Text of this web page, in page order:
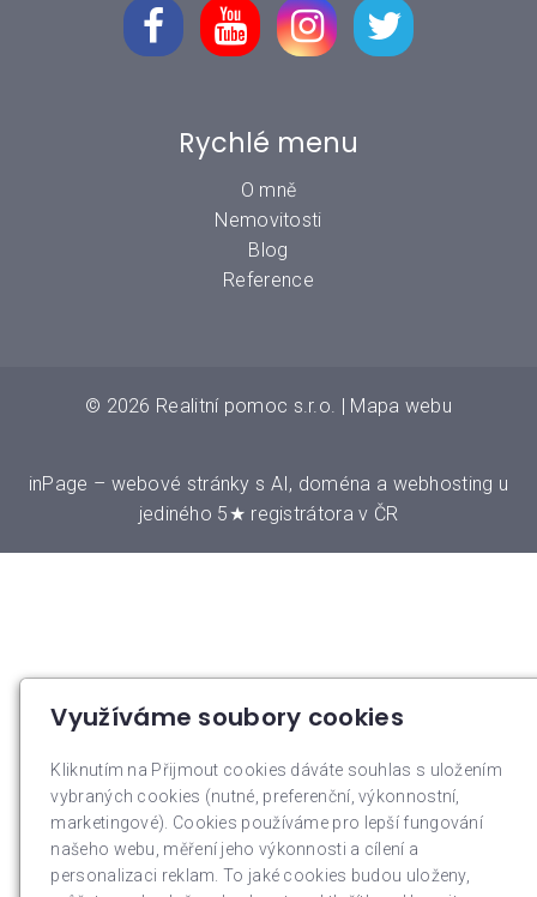
Rychlé menu
O mně
Nemovitosti
Blog
Reference
© 2026 Realitní pomoc s.r.o. | Mapa webu
inPage – webové stránky s AI, doména a webhosting u
jediného 5★ registrátora v ČR
Využíváme soubory cookies
Kliknutím na Přijmout cookies dáváte souhlas s uložením
vybraných cookies (nutné, preferenční, výkonnostní,
marketingové). Cookies používáme pro lepší fungování
našeho webu, měření jeho výkonnosti a cílení a
personalizaci reklam. To jaké cookies budou uloženy,